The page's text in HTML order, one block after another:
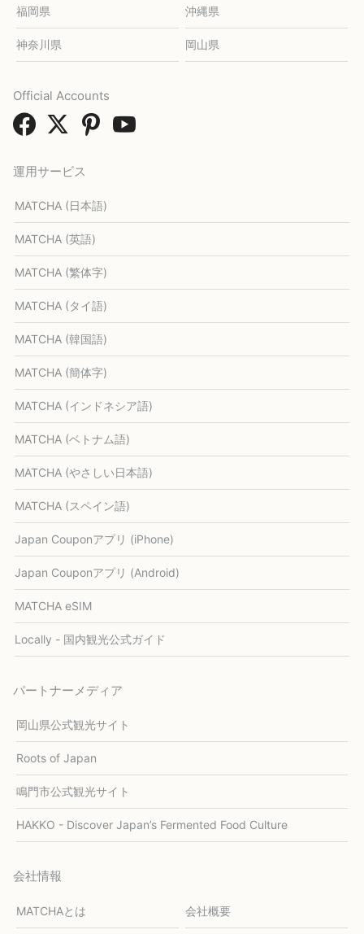
福岡県 沖縄県
神奈川県 岡山県
運用サービス
MATCHA (日本語)
MATCHA (英語)
MATCHA (繁体字)
MATCHA (タイ語)
MATCHA (韓国語)
MATCHA (簡体字)
MATCHA (インドネシア語)
MATCHA (ベトナム語)
MATCHA (やさしい日本語)
MATCHA (スペイン語)
Japan Couponアプリ (iPhone)
Japan Couponアプリ (Android)
MATCHA eSIM
Locally - 国内観光公式ガイド
パートナーメディア
岡山県公式観光サイト
Roots of Japan
鳴門市公式観光サイト
HAKKO - Discover Japan’s Fermented Food Culture
会社情報
MATCHAとは 会社概要
Official Accounts